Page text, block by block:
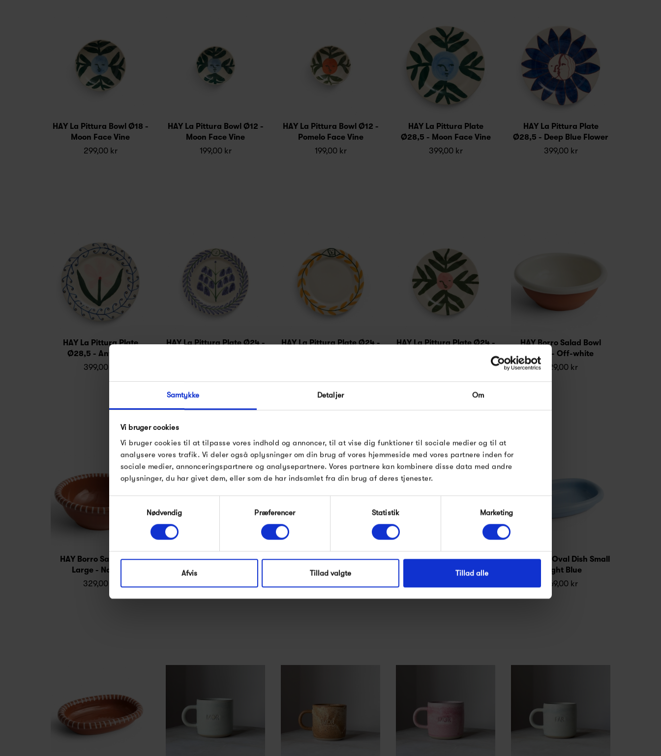
Samtykke Detaljer Om
Vi bruger cookies
Vi bruger cookies til at tilpasse vores indhold og annoncer, til at vise dig funktioner til sociale medier og til at
analysere vores trafik. Vi deler også oplysninger om din brug af vores hjemmeside med vores partnere inden for
sociale medier, annonceringspartnere og analysepartnere. Vores partnere kan kombinere disse data med andre
oplysninger, du har givet dem, eller som de har indsamlet fra din brug af deres tjenester.
Nødvendig
Præferencer Statistik Marketing
Afvis Tillad valgte Tillad alle
HAY La Pittura Bowl Ø18 -
Moon Face Vine
299,00 kr
HAY La Pittura Bowl Ø12 -
Moon Face Vine
199,00 kr
HAY La Pittura Bowl Ø12 -
Pomelo Face Vine
199,00 kr
HAY La Pittura Plate
Ø28,5 - Moon Face Vine
399,00 kr
HAY La Pittura Plate
Ø28,5 - Deep Blue Flower
399,00 kr
HAY La Pittura Plate
Ø28,5 - Antiquity
399,00 kr
HAY La Pittura Plate Ø24 -
HAY La Pittura Plate Ø24 -
HAY La Pittura Plate Ø24 -
HAY Borro Salad Bowl
Large - Off-white
329,00 kr
HAY Borro Salad Bowl
Large - Natural
329,00 kr
HAY Barro Salad Bowl
HAY Barro Oval Dish Large
- Green
HAY Barro Oval Dish Large
- Natural
HAY Barro Oval Dish Small
- Light Blue
269,00 kr
ORDRE
Gælder ikke på produkter fra Fermob, File Under
Pop og i forvejen nedsatte produkter.
Modtag velkomstrabat
*Ved at tilmelde dig accepterer du at modtage e-mailmarkedsføring
Nej tak, jeg ønsker ikke rabat.